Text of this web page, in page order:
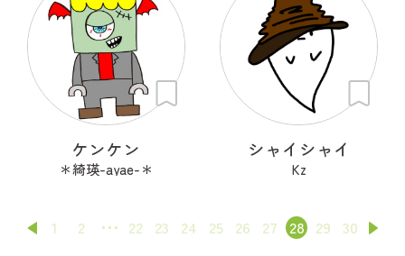
ケンケン
＊綺瑛-ayae-＊
シャイシャイ
Kz
1 2 22 23 24 25 26 27 28 29 30